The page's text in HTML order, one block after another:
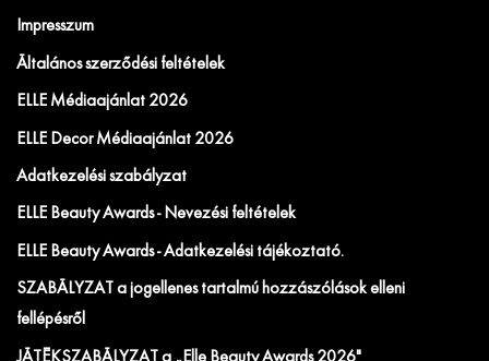
Impresszum
Általános szerződési feltételek
ELLE Médiaajánlat 2026
ELLE Decor Médiaajánlat 2026
Adatkezelési szabályzat
ELLE Beauty Awards - Nevezési feltételek
ELLE Beauty Awards - Adatkezelési tájékoztató.
SZABÁLYZAT a jogellenes tartalmú hozzászólások elleni
fellépésről
JÁTÉKSZABÁLYZAT a „Elle Beauty Awards 2026"